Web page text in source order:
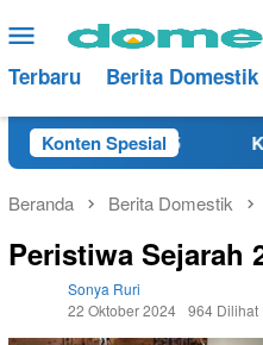
ke
konten
Menu
Mobile
Terbaru Berita Domestik
Konten Spesial
2025 Kerja Hari
Beranda Berita Domestik
Peristiwa Sejarah
Sonya Ruri
22 Oktober 2024 964 Dilihat